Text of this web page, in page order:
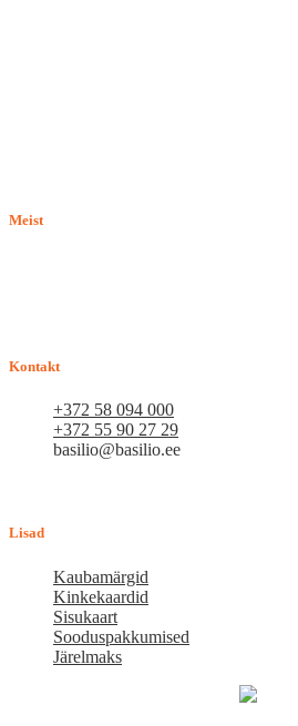
Meist
Kontakt
+372 58 094 000
+372 55 90 27 29
basilio@basilio.ee
Lisad
Kaubamärgid
Kinkekaardid
Sisukaart
Sooduspakkumised
Järelmaks